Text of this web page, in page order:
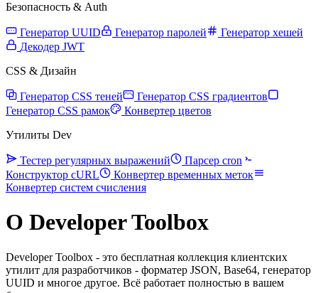
Безопасность & Auth
Генератор UUID Генератор паролей
Генератор хешей
Декодер JWT
CSS & Дизайн
Генератор CSS теней
Генератор CSS градиентов
Генератор CSS рамок
Конвертер цветов
Утилиты Dev
Тестер регулярных выражений
Парсер cron
Конструктор cURL
Конвертер временных меток
Конвертер систем счисления
О Developer Toolbox
Developer Toolbox - это бесплатная коллекция клиентских
утилит для разработчиков - форматер JSON, Base64, генератор
UUID и многое другое. Всё работает полностью в вашем